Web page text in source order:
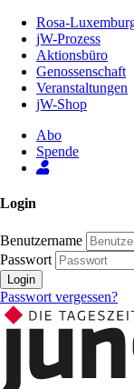
Inhalt
Seite
Rosa-
jW-Prozess
Aktionsbüro
Genossenschaft
Veranstaltungen
jW-Shop
Abo
Spende
Login
Benutzername
Passwort
Login
Passwort vergessen?